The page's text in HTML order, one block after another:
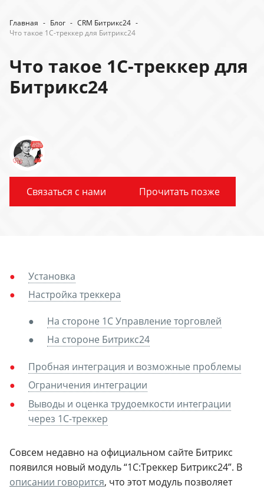
Главная - Блог - CRM Битрикс24 -
Что такое 1С-треккер для Битрикс24
Что такое 1С-треккер для
Битрикс24
Связаться с нами Прочитать позже
Установка
Настройка треккера
На стороне 1С Управление торговлей
На стороне Битрикс24
Пробная интеграция и возможные проблемы
Ограничения интеграции
Выводы и оценка трудоемкости интеграции
через 1С-треккер
Совсем недавно на официальном сайте Битрикс
появился новый модуль “1С:Треккер Битрикс24”. В
описании говорится, что этот модуль позволяет